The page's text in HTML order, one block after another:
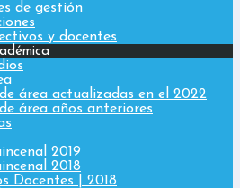
de gestión
y docentes
área actualizadas en el 2022
área años anteriores
2019
2018
Docentes | 2018